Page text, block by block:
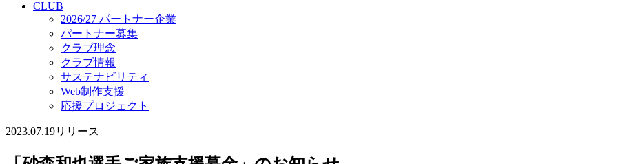
CLUB
2026/27 パートナー企業
パートナー募集
クラブ理念
クラブ情報
サステナビリティ
Web制作支援
応援プロジェクト
2023.07.19リリース